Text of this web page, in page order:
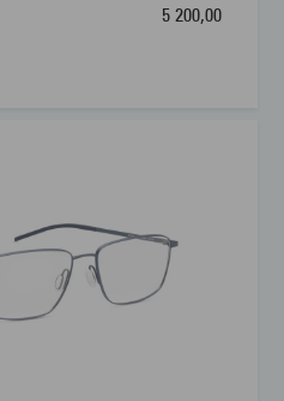
5 200,00